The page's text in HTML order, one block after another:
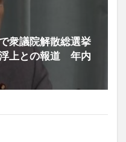
衆議院解散総選挙
上との報道 年内